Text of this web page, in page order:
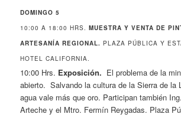
DOMINGO 5
10:00 A 18:00 HRS.MUESTRA Y VENTA DE
ARTESANÍA REGIONAL. PLAZA PÚBLICA Y
HOTEL CALIFORNIA.
10:00 Hrs. Exposición. El problema de la
abierto. Salvando la cultura de la Sierra de la
agua vale más que oro. Participan también
Arteche y el Mtro. Fermín Reygadas. Plaza